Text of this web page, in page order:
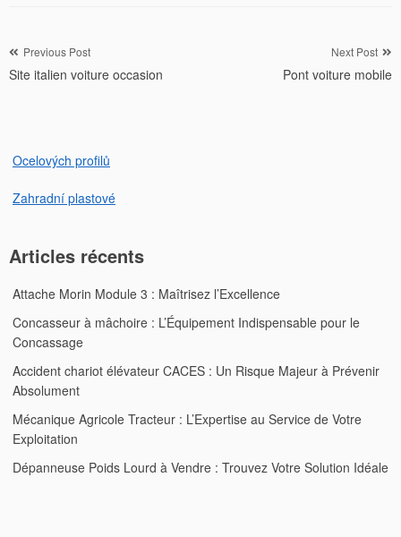
Navigation
de
Previous Post
Site italien voiture occasion
Next Post
Pont voiture mobile
Ocelových profilů
Zahradní plastové
Articles récents
Attache Morin Module 3 : Maîtrisez l’Excellence
Concasseur à mâchoire : L’Équipement Indispensable pour le
Concassage
Accident chariot élévateur CACES : Un Risque Majeur à Prévenir
Absolument
Mécanique Agricole Tracteur : L’Expertise au Service de Votre
Exploitation
Dépanneuse Poids Lourd à Vendre : Trouvez Votre Solution Idéale